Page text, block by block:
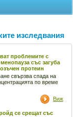
изследвания
проблемите с
със загуба
протеин
свързва спада на
по време
Виж
се срещат със